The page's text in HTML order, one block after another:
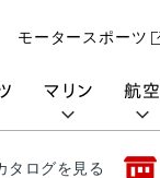
マリン 航空
モータースポーツ
タログを見る